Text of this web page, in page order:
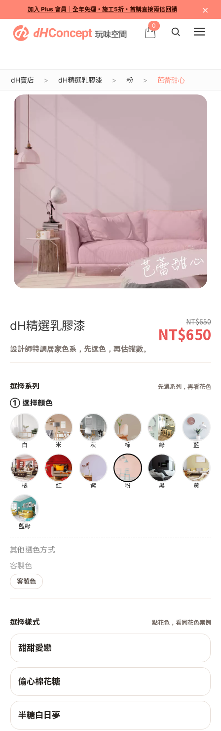
加入 Plus 會員｜全年免運・施工5折・首購直接兩倍回饋 ×
0
dH賣店 dH精選乳膠漆 粉 芭蕾甜心
dH精選乳膠漆
設計師特調居家色系，先選色，再估罐數。
NT$650
NT$650
選擇系列 先選系列，再看花色
① 選擇顏色
白 米 灰 棕 綠 藍
橘 紅 紫 粉 黑 黃
藍綠
其他選色方式
客製色
客製色
選擇樣式 點花色，看同花色案例
甜甜愛戀
偷心棉花糖
半糖白日夢